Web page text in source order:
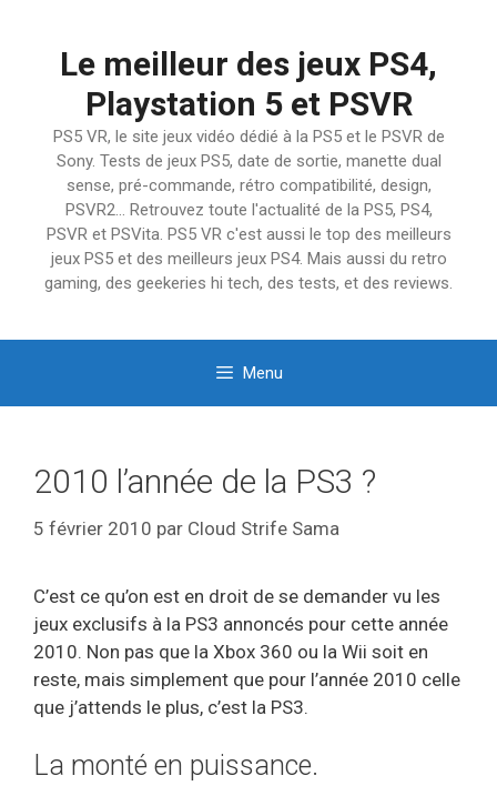
Le meilleur des jeux PS4,
Playstation 5 et PSVR
PS5 VR, le site jeux vidéo dédié à la PS5 et le PSVR de
Sony. Tests de jeux PS5, date de sortie, manette dual
sense, pré-commande, rétro compatibilité, design,
PSVR2… Retrouvez toute l'actualité de la PS5, PS4,
PSVR et PSVita. PS5 VR c'est aussi le top des meilleurs
jeux PS5 et des meilleurs jeux PS4. Mais aussi du retro
gaming, des geekeries hi tech, des tests, et des reviews.
Menu
2010 l’année de la PS3 ?
5 février 2010 par Cloud Strife Sama
C’est ce qu’on est en droit de se demander vu les
jeux exclusifs à la PS3 annoncés pour cette année
2010. Non pas que la Xbox 360 ou la Wii soit en
reste, mais simplement que pour l’année 2010 celle
que j’attends le plus, c’est la PS3.
La monté en puissance.